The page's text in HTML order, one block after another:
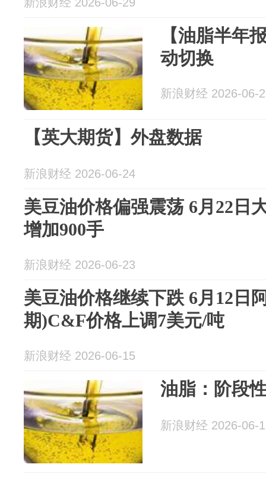
【油脂半年
动切换
新浪财经 2026-06-
【英大期货】外盘数据
新浪财经 2026-06-24
美豆油价格偏强震荡 6月22日
增加900手
新浪财经 2026-06-23
美豆油价格继续下跌 6月12日
期)C&F价格上调7美元/吨
新浪财经 2026-06-15
油脂：阶段
新浪财经 2026-06-